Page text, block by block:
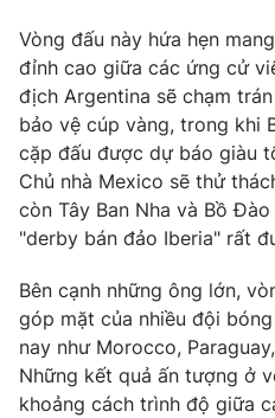
Emagazine
Photo
Video
VTV Money
VTV Sức khoẻ
Thị trường 24h
Vòng đấu này hứa hẹn
đỉnh cao giữa các ứng cử
địch Argentina sẽ chạm
bảo vệ cúp vàng, trong khi
cặp đấu được dự báo giàu
Chủ nhà Mexico sẽ thử
còn Tây Ban Nha và Bồ
"derby bán đảo Iberia" rất
Bên cạnh những ông lớn,
góp mặt của nhiều đội
nay như Morocco,
Những kết quả ấn tượng ở
khoảng cách trình độ giữa